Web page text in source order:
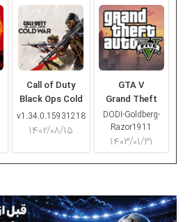
GTA V
Grand Theft
Auto V
DODI-Goldberg-
Razor1911
۱۴۰۳/۰۱/۳۱
Call of Duty
Black Ops Cold
War
v1.34.0.15931218
۱۴۰۲/۰۸/۱۵